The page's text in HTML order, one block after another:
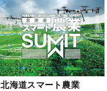
北海道スマート農業